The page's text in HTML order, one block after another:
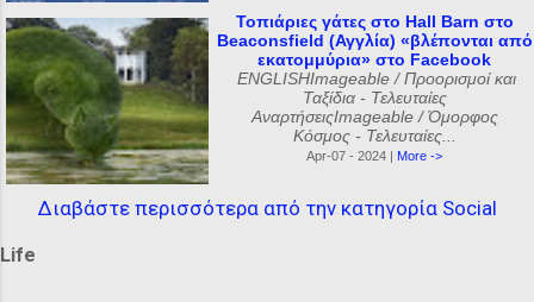
Τοπιάριες γάτες στο Hall Barn στο
Beaconsfield (Αγγλία) «βλέπονται από
εκατομμύρια» στο Facebook
ENGLISHImageable / Προορισμοί και
Ταξίδια - Τελευταίες
ΑναρτήσειςImageable / Όμορφος
Κόσμος - Τελευταίες...
Apr-07 - 2024 | More ->
Διαβάστε περισσότερα από την κατηγορία Social
Life